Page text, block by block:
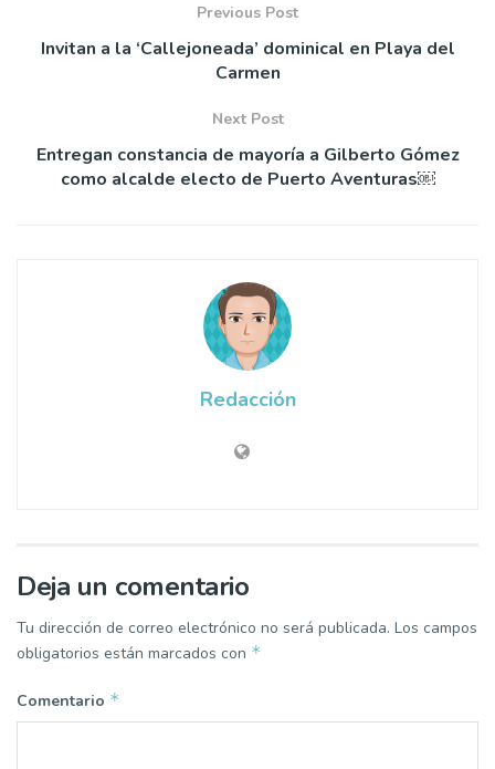
Previous Post
Invitan a la ‘Callejoneada’ dominical en Playa del
Carmen
Next Post
Entregan constancia de mayoría a Gilberto Gómez
como alcalde electo de Puerto Aventuras￼
Redacción
Deja un comentario
Tu dirección de correo electrónico no será publicada. Los campos
obligatorios están marcados con *
Comentario *